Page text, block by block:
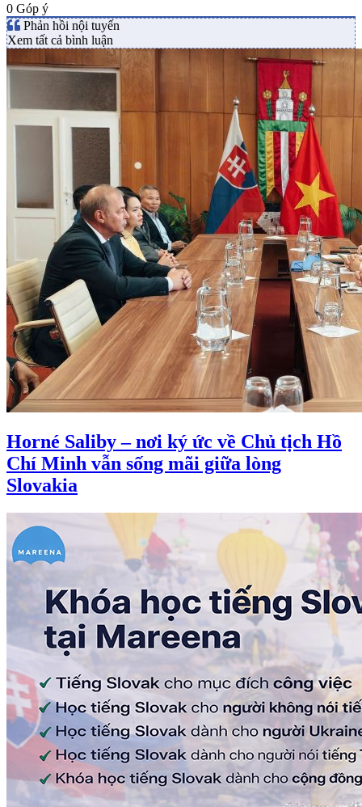
0 Góp ý
Phản hồi nội tuyến
Xem tất cả bình luận
Horné Saliby – nơi ký ức về Chủ tịch Hồ
Chí Minh vẫn sống mãi giữa lòng
Slovakia